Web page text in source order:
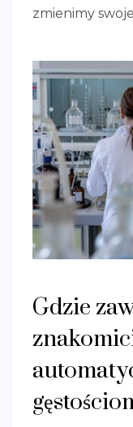
zmienimy
Gdzie